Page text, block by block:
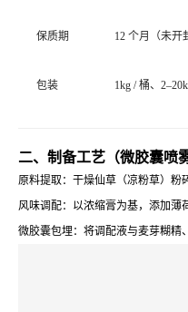
保质期 12 个月（未开
包装 1kg / 桶、
二、制备工艺（微胶囊喷
原料提取：干燥仙草（凉粉草）粉
风味调配：以浓缩膏为基，添加薄
微胶囊包埋：将调配液与麦芽糊精